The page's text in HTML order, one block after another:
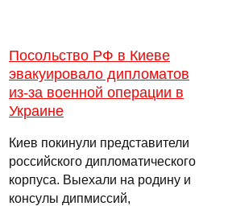
Посольство РФ в Киеве
эвакуировало дипломатов
из-за военной операции в
Украине
Киев покинули представители
российского дипломатического
корпуса. Выехали на родину и
консулы дипмиссий,